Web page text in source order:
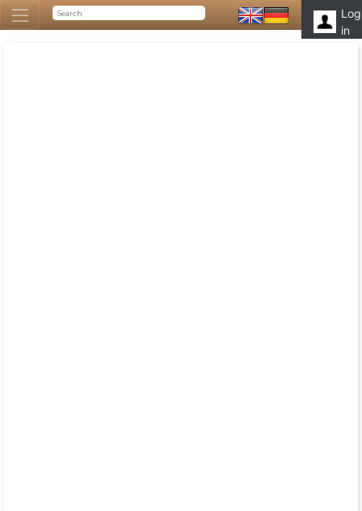
Log
in